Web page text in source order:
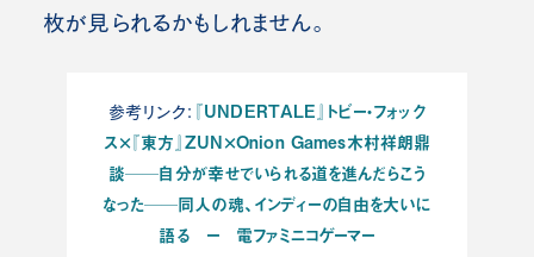
枚が見られるかもしれません。
参考リンク： 『UNDERTALE』トビー・フォック
ス×『東方』ZUN×Onion Games木村祥朗鼎
談──自分が幸せでいられる道を進んだらこう
なった──同人の魂、インディーの自由を大いに
語る ー 電ファミニコゲーマー